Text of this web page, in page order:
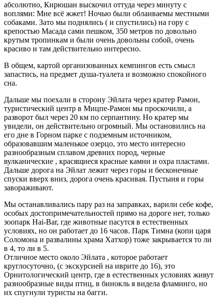
абсолютно, Кирюшан выскочил оттуда через минуту с
воплями: Мне всё жжет! Ночью были облаиваемы местными
собаками. Зато мы поднялись ( и спустились) на гору с
крепостью Масада сами пешком, 350 метров по довольно
крутым тропинкам и были очень довольны собой, очень
красиво и там действительно интересно.
В общем, картой организованных кемпингов есть смысл
запастись, на предмет душа-туалета и возможно спокойного
сна.
Дальше мы поехали в сторону Эйлата через кратер Рамон,
туристический центр в Мицпе-Рамон мы проскочили, а
разворот был через 20 км по серпантину. Но кратер мы
увидели, он действительно огромный. Мы остановились на
его дне в Горном парке с подземным источником,
образовавшим маленькое озерцо, это место интересно
разнообразным сплавом древних пород, черные
вулканические , красящиеся красные камни и охра пластами.
Дальше дорога на Эйлат лежит через горы и бесконечные
спуски вверх вниз, дорога очень красивая. Пустыня и горы
завораживают.
Мы останавливались пару раз на заправках, варили себе кофе,
особых достопримечательностей прямо на дороге нет, только
зоопарк Hai-Bar, где животные пасутся в естественных
условиях, но он работает до 16 часов. Парк Тимна (копи царя
Соломона и развалины храма Хатхор) тоже закрывается то ли
в 4, то ли в 5.
Отличное место около Эйлата , которое работает
круглосуточно, (с экскурсией на иврите до 16), это
Орнитологический центр, где в естественных условиях живут
разнообразные виды птиц, в бинокль я видела фламинго, но
их спугнули туристы на багги.